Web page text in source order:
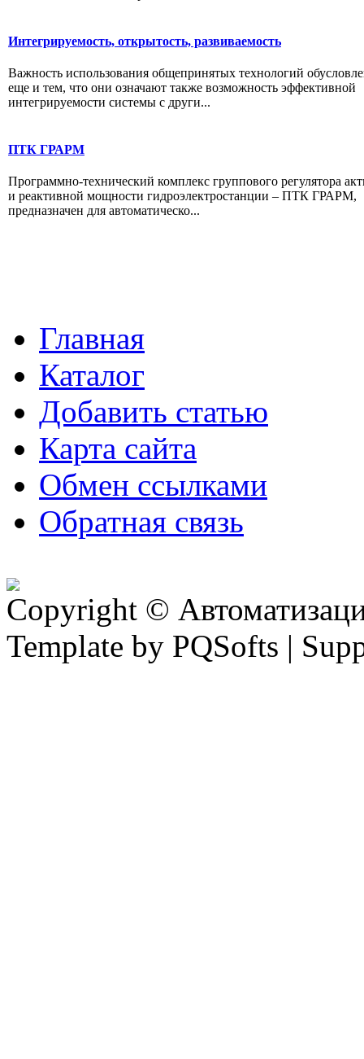
Интегрируемость, открытость, развиваемость
Важность использования общепринятых технологий
еще и тем, что они означают также возможность эффективной
интегрируемости системы с други...
ПТК ГРАРМ
Программно-технический комплекс группового регулятора
и реактивной мощности гидроэлектростанции – ПТК ГРАРМ,
предназначен для автоматическо...
Главная
Каталог
Добавить статью
Карта сайта
Обмен ссылками
Обратная связь
Copyright ©
Template by PQSofts |